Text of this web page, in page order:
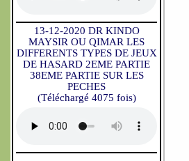
13-12-2020 DR KINDO
MAYSIR OU QIMAR LES
DIFFERENTS TYPES DE JEUX
DE HASARD 2EME PARTIE
38EME PARTIE SUR LES
PECHES
(Téléchargé 4075 fois)